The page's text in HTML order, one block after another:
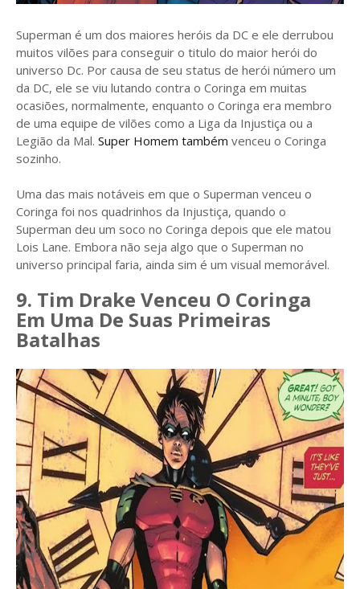
Superman é um dos maiores heróis da DC e ele derrubou
muitos vilões para conseguir o titulo do maior herói do
universo Dc. Por causa de seu status de herói número um
da DC, ele se viu lutando contra o Coringa em muitas
ocasiões, normalmente, enquanto o Coringa era membro
de uma equipe de vilões como a Liga da Injustiça ou a
Legião da Mal. Super Homem também venceu o Coringa
sozinho.
Uma das mais notáveis ​​em que o Superman venceu o
Coringa foi nos quadrinhos da Injustiça, quando o
Superman deu um soco no Coringa depois que ele matou
Lois Lane. Embora não seja algo que o Superman no
universo principal faria, ainda sim é um visual memorável.
9. Tim Drake Venceu O Coringa
Em Uma De Suas Primeiras
Batalhas